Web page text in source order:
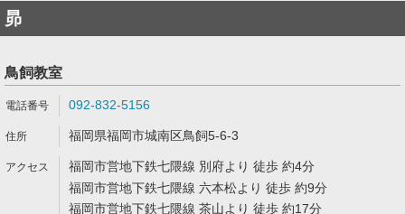
昴
鳥飼教室
092-832-5156
福岡県福岡市城南区鳥飼5-6-3
福岡市営地下鉄七隈線 別府より 徒歩 約4分
福岡市営地下鉄七隈線 六本松より 徒歩 約9分
福岡市営地下鉄七隈線 茶山より 徒歩 約17分